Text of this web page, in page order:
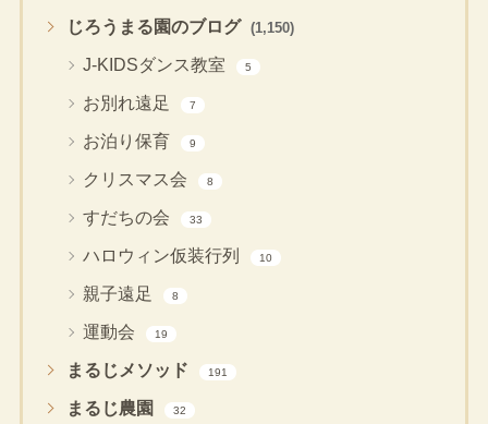
じろうまる園のブログ (1,150)
J-KIDSダンス教室 5
お別れ遠足 7
お泊り保育 9
クリスマス会 8
すだちの会 33
ハロウィン仮装行列 10
親子遠足 8
運動会 19
まるじメソッド 191
まるじ農園 32